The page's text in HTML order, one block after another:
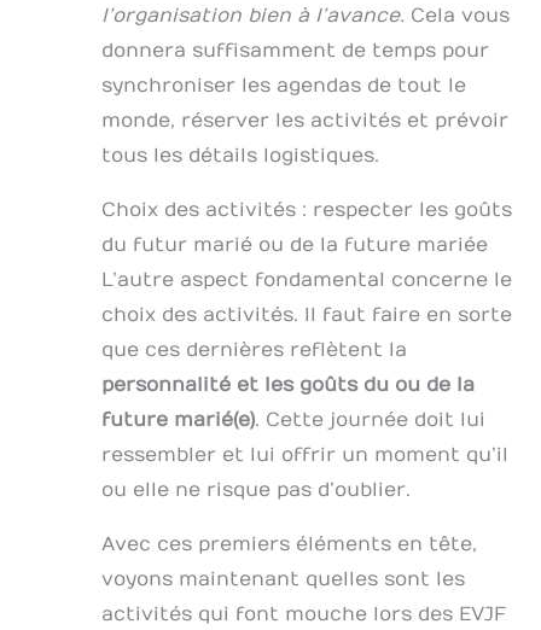
l’organisation bien à l’avance. Cela vous
donnera suffisamment de temps pour
synchroniser les agendas de tout le
monde, réserver les activités et prévoir
tous les détails logistiques.
Choix des activités : respecter les goûts
du futur marié ou de la future mariée
L’autre aspect fondamental concerne le
choix des activités. Il faut faire en sorte
que ces dernières reflètent la
personnalité et les goûts du ou de la
future marié(e). Cette journée doit lui
ressembler et lui offrir un moment qu’il
ou elle ne risque pas d’oublier.
Avec ces premiers éléments en tête,
voyons maintenant quelles sont les
activités qui font mouche lors des EVJF